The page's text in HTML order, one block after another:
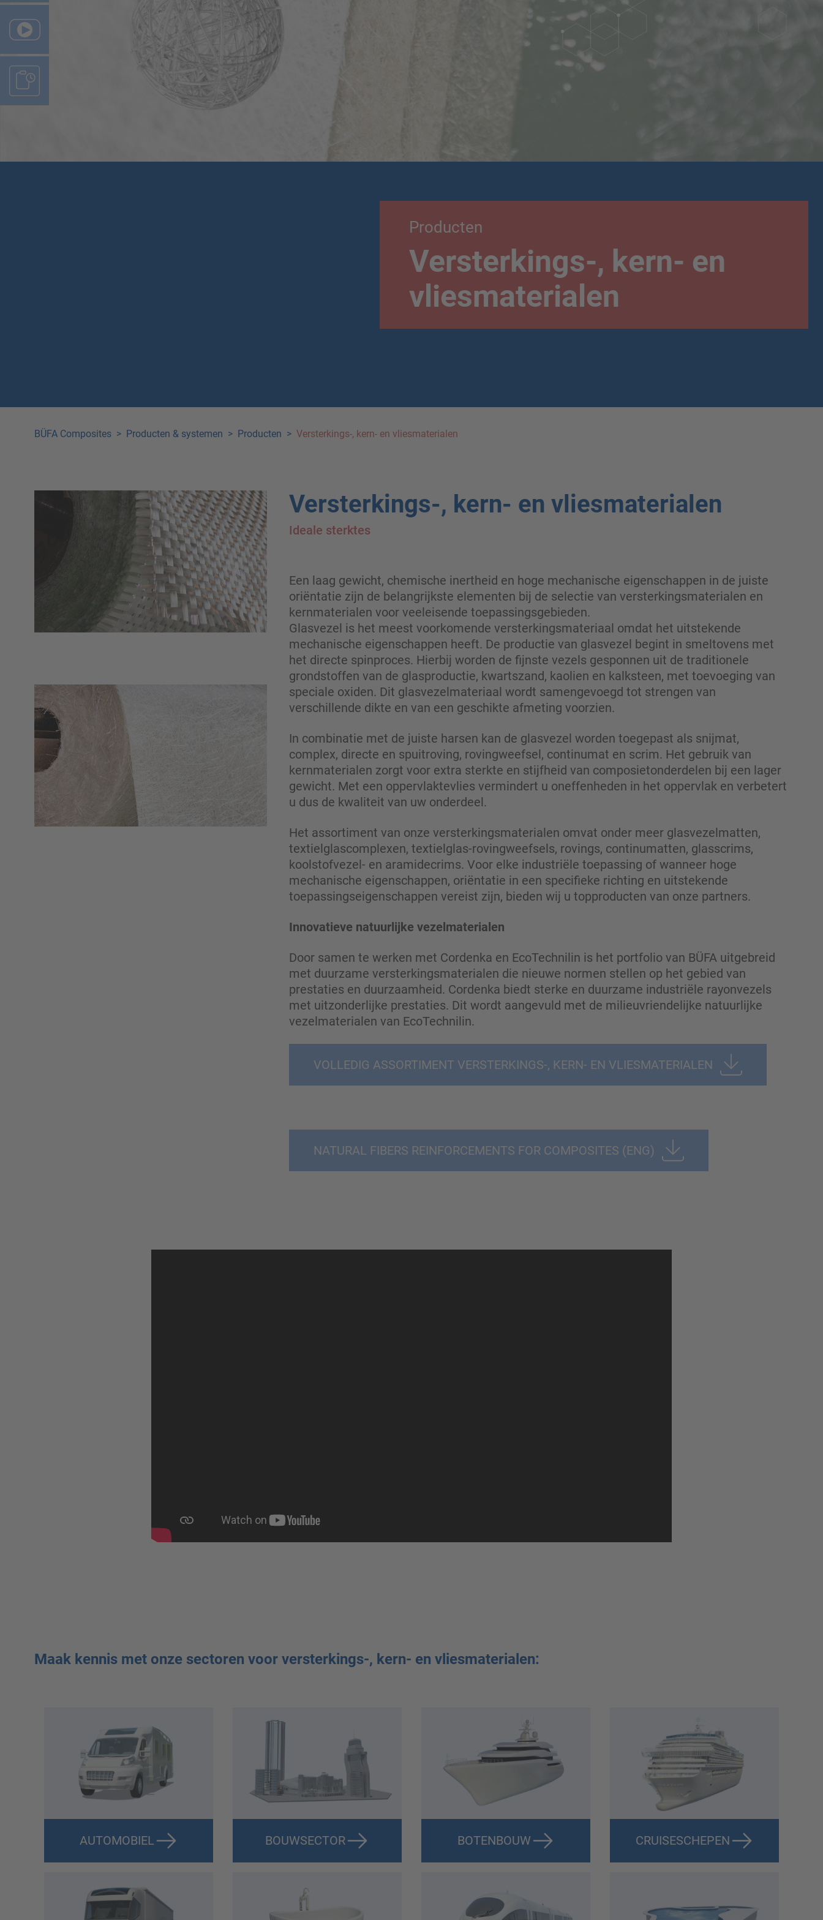
Producten
Versterkings-, kern- en
vliesmaterialen
BÜFA Composites > Producten & systemen > Producten > Versterkings-, kern- en vliesmaterialen
Versterkings-, kern- en vliesmaterialen
Ideale sterktes
Een laag gewicht, chemische inertheid en hoge mechanische eigenschappen in de juiste
oriëntatie zijn de belangrijkste elementen bij de selectie van versterkingsmaterialen en
kernmaterialen voor veeleisende toepassingsgebieden.
Glasvezel is het meest voorkomende versterkingsmateriaal omdat het uitstekende
mechanische eigenschappen heeft. De productie van glasvezel begint in smeltovens met
het directe spinproces. Hierbij worden de fijnste vezels gesponnen uit de traditionele
grondstoffen van de glasproductie, kwartszand, kaolien en kalksteen, met toevoeging van
speciale oxiden. Dit glasvezelmateriaal wordt samengevoegd tot strengen van
verschillende dikte en van een geschikte afmeting voorzien.
In combinatie met de juiste harsen kan de glasvezel worden toegepast als snijmat,
complex, directe en spuitroving, rovingweefsel, continumat en scrim. Het gebruik van
kernmaterialen zorgt voor extra sterkte en stijfheid van composietonderdelen bij een lager
gewicht. Met een oppervlaktevlies vermindert u oneffenheden in het oppervlak en verbetert
u dus de kwaliteit van uw onderdeel.
Het assortiment van onze versterkingsmaterialen omvat onder meer glasvezelmatten,
textielglascomplexen, textielglas-rovingweefsels, rovings, continumatten, glasscrims,
koolstofvezel- en aramidecrims. Voor elke industriële toepassing of wanneer hoge
mechanische eigenschappen, oriëntatie in een specifieke richting en uitstekende
toepassingseigenschappen vereist zijn, bieden wij u topproducten van onze partners.
Innovatieve natuurlijke vezelmaterialen
Door samen te werken met Cordenka en EcoTechnilin is het portfolio van BÜFA uitgebreid
met duurzame versterkingsmaterialen die nieuwe normen stellen op het gebied van
prestaties en duurzaamheid. Cordenka biedt sterke en duurzame industriële rayonvezels
met uitzonderlijke prestaties. Dit wordt aangevuld met de milieuvriendelijke natuurlijke
vezelmaterialen van EcoTechnilin.
VOLLEDIG ASSORTIMENT VERSTERKINGS-, KERN- EN VLIESMATERIALEN
NATURAL FIBERS REINFORCEMENTS FOR COMPOSITES (ENG)
Maak kennis met onze sectoren voor versterkings-, kern- en vliesmaterialen:
AUTOMOBIEL BOUWSECTOR BOTENBOUW CRUISESCHEPEN